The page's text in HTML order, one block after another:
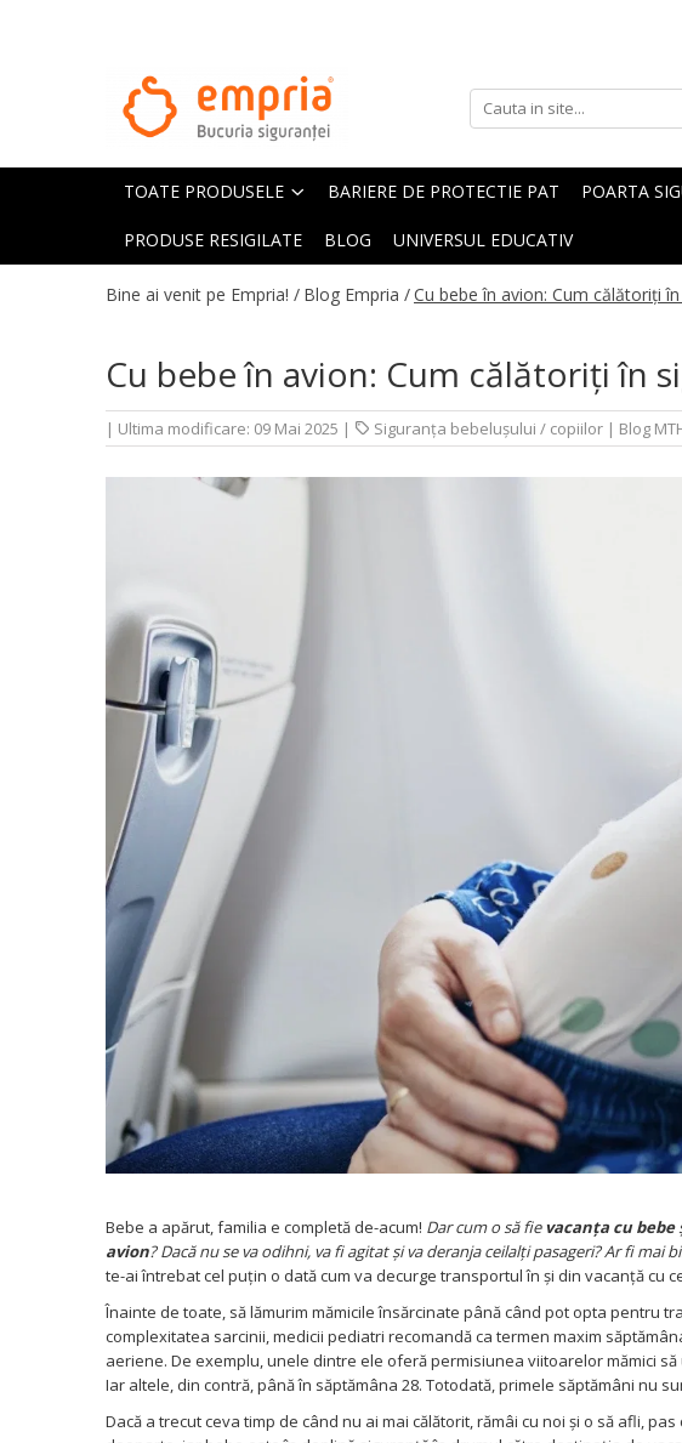
TOATE PRODUSELE
Oferte Protectii Laterale Pat
Bariere protectie pentru pat
Aparatori laterale patut bebe
Banda protectie mobila copii
Sigurante pentru sertare si usi
Sigurante geamuri si usi glisante
Kituri de siguranta pentru copii si
Deflectoare pentru aer conditionat
Protectii exterior
Casti antifonice pentru copii si
Echipament protectie bicicleta si ski
Accesorii auto copii
Haine & accesorii plaja
Haine plaja / inot
Ochelari de soare
Palarii protectie UV
Accesorii plaja
Puericultura mare
Somnul bebelusului
Carucioare si scaune auto
Tarcuri copii / bebelusi
Ingrijire bebe si mama
Igiena si ingrijire bebelusi
Accesorii bebelusi / nou-nascuti
Perne si saltele bebelusi
Diversificare bebelusi
Baia bebelusului
TOATE PRODUSELE BARIERE DE PROTECTIE PAT POARTA
PRODUSE RESIGILATE BLOG UNIVERSUL EDUCATIV
Bine ai venit pe Empria! / Blog Empria /Cu bebe în avion: Cum călătoriți
Cu bebe în avion: Cum călătoriți în
| Ultima modificare: 09 Mai 2025 | Siguranța bebelușului / copiilor | Blog
Bebe a apărut, familia e completă de-acum! Dar cum o să fievacanța cu bebe
avion? Dacă nu se va odihni, va fi agitat și va deranja ceilalți pasageri? Ar fi mai
te-ai întrebat cel puțin o dată cum va decurge transportul în și din vacanță cu
Înainte de toate, să lămurim mămicile însărcinate până când pot opta pentru
complexitatea sarcinii, medicii pediatri recomandă ca termen maxim
aeriene. De exemplu, unele dintre ele oferă permisiunea viitoarelor mămici
Iar altele, din contră, până în săptămâna 28. Totodată, primele săptămâni nu
Dacă a trecut ceva timp de când nu ai mai călătorit, rămâi cu noi și o să afli,